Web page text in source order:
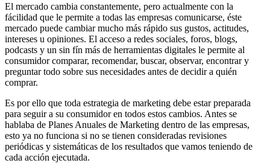
El mercado cambia constantemente, pero actualmente con la
fácilidad que le permite a todas las empresas comunicarse, éste
mercado puede cambiar mucho más rápido sus gustos, actitudes,
intereses u opiniones. El acceso a redes sociales, foros, blogs,
podcasts y un sin fín más de herramientas digitales le permite al
consumidor comparar, recomendar, buscar, observar, encontrar y
preguntar todo sobre sus necesidades antes de decidir a quién
comprar.
Es por ello que toda estrategia de marketing debe estar preparada
para seguir a su consumidor en todos estos cambios. Antes se
hablaba de Planes Anuales de Marketing dentro de las empresas,
esto ya no funciona si no se tienen consideradas revisiones
periódicas y sistemáticas de los resultados que vamos teniendo de
cada acción ejecutada.